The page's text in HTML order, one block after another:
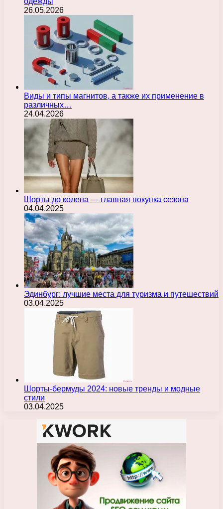
26.05.2026
Виды и типы магнитов, а также их применение в
различных…
24.04.2026
Шорты до колена — главная покупка сезона
04.04.2025
Эдинбург: лучшие места для туризма и путешествий
03.04.2025
Шорты-бермуды 2024: новые тренды и модные
стили
03.04.2025